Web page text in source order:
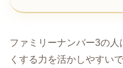
ファミリーナンバー3の
くする力を活かしやすい